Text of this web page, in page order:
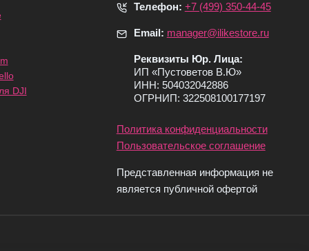
DJI
Телефон: +7 (499) 350-44-45
Email: manager@ilikestore.ru
Реквизиты Юр. Лица:
ИП «Пуcтоветов В.Ю»
ИНН: 504032042886
ОГРНИП: 322508100177197
Политика конфиденциальности
Пользовательское соглашение
Представленная информация не
является публичной офертой